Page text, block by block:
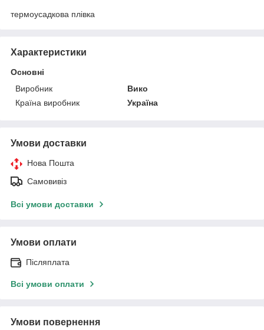
термоусадкова плівка
Характеристики
Основні
Виробник
Вико
Країна виробник
Україна
Умови доставки
Нова Пошта
Самовивіз
Всі умови доставки
Умови оплати
Післяплата
Всі умови оплати
Умови повернення